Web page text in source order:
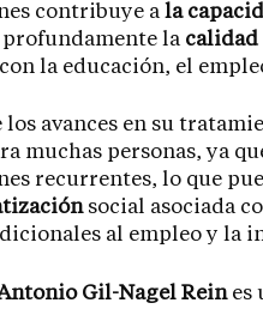
contribuye a la
profundamente la calidad
la educación, el
los avances en su
muchas personas, ya
recurrentes, lo que
social asociada
al empleo y la
Gil-Nagel Reines